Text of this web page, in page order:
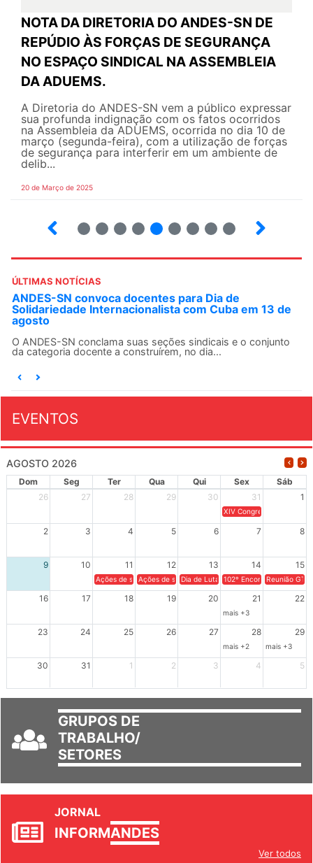
NOTA DA DIRETORIA DO ANDES-SN DE
REPÚDIO ÀS FORÇAS DE SEGURANÇA
NO ESPAÇO SINDICAL NA ASSEMBLEIA
DA ADUEMS.
A Diretoria do ANDES-SN vem a público expressar
sua profunda indignação com os fatos ocorridos
na Assembleia da ADUEMS, ocorrida no dia 10 de
março (segunda-feira), com a utilização de forças
de segurança para interferir em um ambiente de
delib...
20 de Março de 2025
ÚLTIMAS NOTÍCIAS
ANDES-SN convoca docentes para Dia de
Solidariedade Internacionalista com Cuba em 13 de
agosto
O ANDES-SN conclama suas seções sindicais e o conjunto
da categoria docente a construírem, no dia...
EVENTOS
AGOSTO 2026
Dom Seg Ter Qua Qui Sex
Sáb
26
27 28 29 30 31 1
XIV Congresso Brasileiro
2 3 4 5 6 7 8
9 10 11 12 13 14 15
Ações de solidariedade a Cuba no Rio Grande do Sul - 100
Ações de solidariedade a Cuba no Rio Grande do
Dia de Luta em Defesa de Cuba e da
102º Encontro da
Reunião
16 17 18 19 20 21 22
mais +3
23 24 25 26 27 28 29
mais +2 mais +3
30 31 1 2 3 4 5
GRUPOS DE
TRABALHO/
SETORES
JORNAL
INFORMANDES
Ver todos